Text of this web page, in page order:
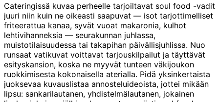
Cateringissä kuvaa perheelle tarjoiltavat soul food -vadit
juuri niin kuin ne oikeasti saapuvat — isot tarjottimelliset
friteerattua kanaa, syvät vuoat makaronia, kulhot
lehtivihanneksia — seurakunnan juhlassa,
muistotilaisuudessa tai takapihan päivällisjuhlissa. Nuo
runsaat vatikuvat voittavat tarjouskilpailut ja täyttävät
esityskansion, koska ne myyvät tunteen väkijoukon
ruokkimisesta kokonaisella aterialla. Pidä yksinkertaista
juoksevaa kuvauslistaa annosteluideoista, jottei mikään
lipsu: sankarilautanen, yhdistelmälautanen, jokainen